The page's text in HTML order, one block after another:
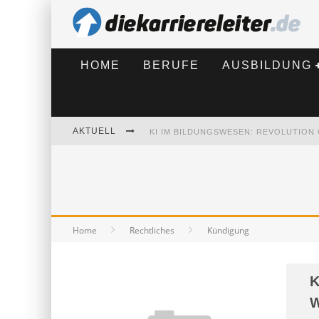
HOME BERUFE AUSBILDUNG
AKTUELL
Home Rechtliches Kündigung